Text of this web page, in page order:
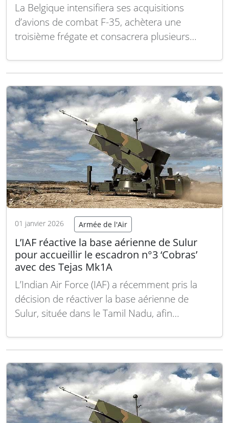
La Belgique intensifiera ses acquisitions
d’avions de combat F-35, achètera une
troisième frégate et consacrera plusieurs
défense antiaérienne. Ce plan stratégique
gouvernement, vise à combler les lacunes
capacitaires accumulées après des décennies
de sous-investissement dans le domaine de…
Lire la suite
01 janvier 2026 Armée de l'Air
L’IAF réactive la base aérienne de Sulur
pour accueillir le escadron n°3 ‘Cobras’
avec des Tejas Mk1A
L’Indian Air Force (IAF) a récemment pris la
décision de réactiver la base aérienne de
Sulur, située dans le Tamil Nadu, afin
Cobras ». Cette unité sera équipée des
Mk1A, marquant une étape significative dans
la modernisation…Lire la suite